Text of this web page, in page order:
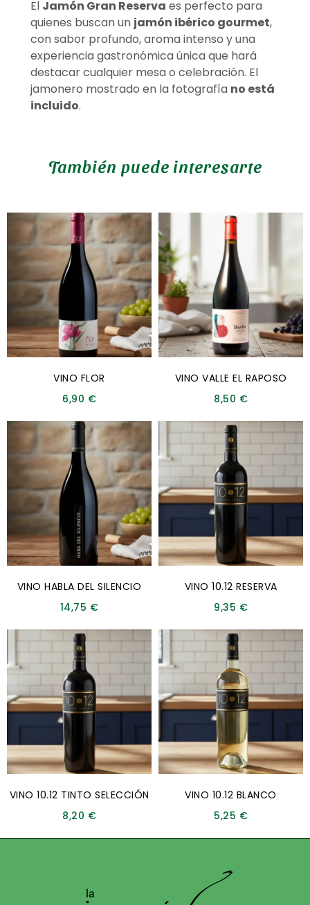
El Jamón Gran Reserva es perfecto para
quienes buscan un jamón ibérico gourmet,
con sabor profundo, aroma intenso y una
experiencia gastronómica única que hará
destacar cualquier mesa o celebración. El
jamonero mostrado en la fotografía no está
incluido.
También puede interesarte
VINO FLOR
6,90 €
VINO VALLE EL RAPOSO
8,50 €
VINO HABLA DEL SILENCIO
14,75 €
VINO 10.12 RESERVA
9,35 €
VINO 10.12 TINTO SELECCIÓN
8,20 €
VINO 10.12 BLANCO
5,25 €